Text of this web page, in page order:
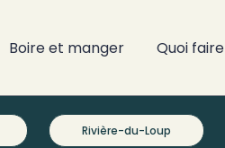
Boire et manger Quoi faire
Rivière-du-Loup